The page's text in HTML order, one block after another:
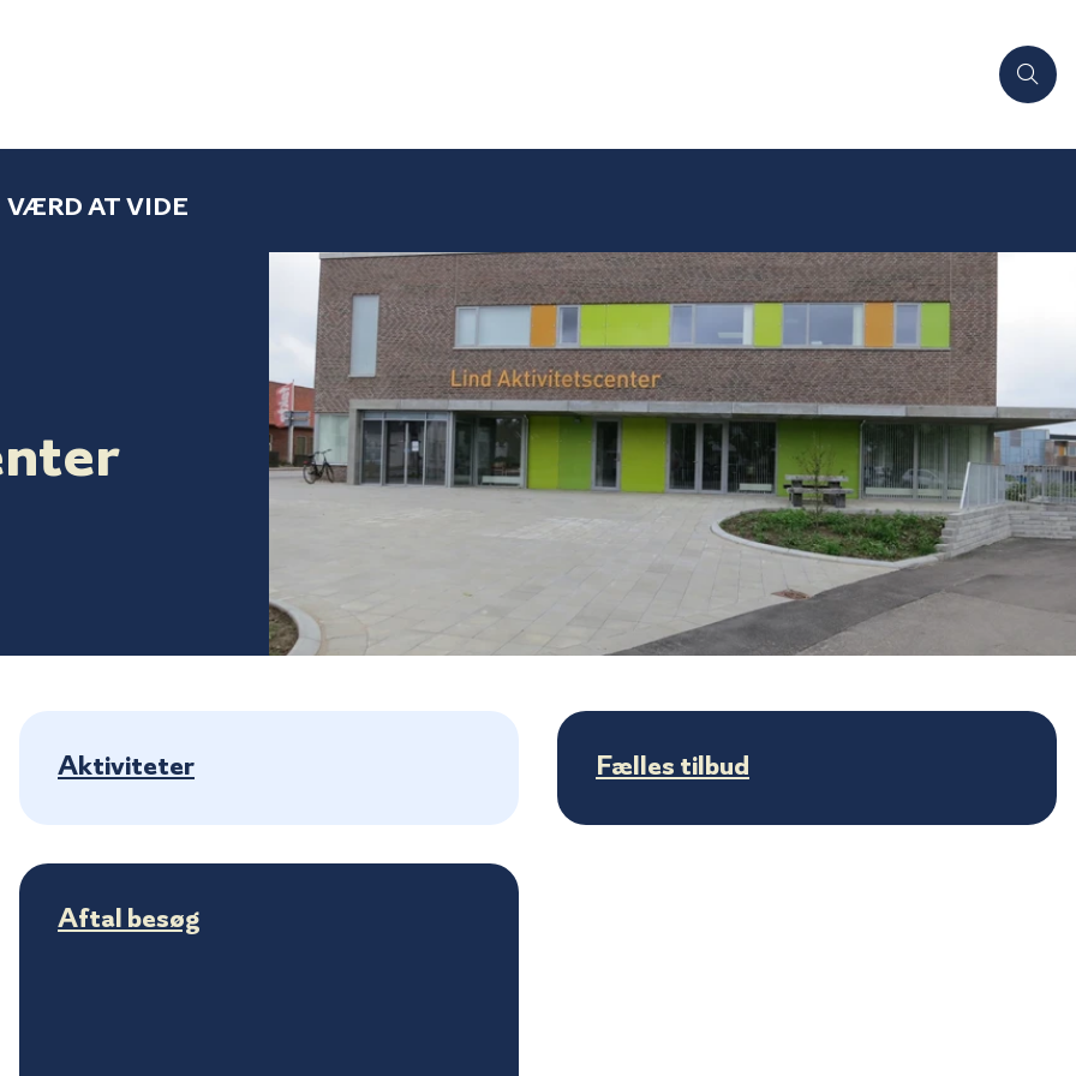
VÆRD AT VIDE
Aktiviteter Fælles tilbud
Aftal besøg